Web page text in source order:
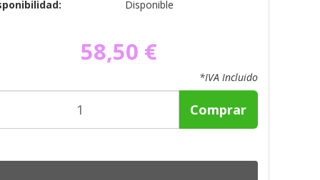
Disponible
58,50 €
*IVA Incluido
Comprar